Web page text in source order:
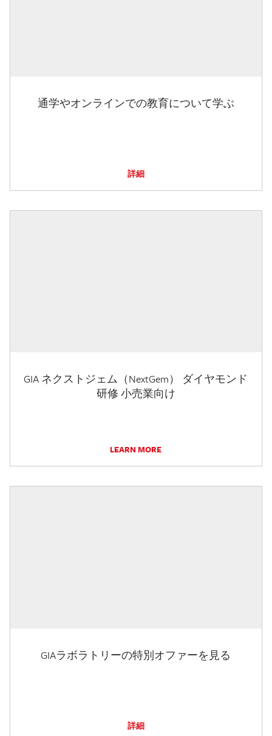
通学やオンラインでの教育について学ぶ
詳細
GIA ネクストジェム（NextGem） ダイヤモンド
研修 小売業向け
LEARN MORE
GIAラボラトリーの特別オファーを見る
詳細